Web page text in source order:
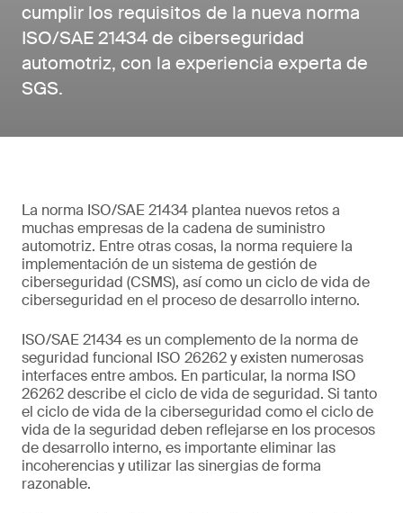
cumplir los requisitos de la nueva norma
ISO/SAE 21434 de ciberseguridad
automotriz, con la experiencia experta de
SGS.
La norma ISO/SAE 21434 plantea nuevos retos a
muchas empresas de la cadena de suministro
automotriz. Entre otras cosas, la norma requiere la
implementación de un sistema de gestión de
ciberseguridad (CSMS), así como un ciclo de vida de
ciberseguridad en el proceso de desarrollo interno.
ISO/SAE 21434 es un complemento de la norma de
seguridad funcional ISO 26262 y existen numerosas
interfaces entre ambos. En particular, la norma ISO
26262 describe el ciclo de vida de seguridad. Si tanto
el ciclo de vida de la ciberseguridad como el ciclo de
vida de la seguridad deben reflejarse en los procesos
de desarrollo interno, es importante eliminar las
incoherencias y utilizar las sinergias de forma
razonable.